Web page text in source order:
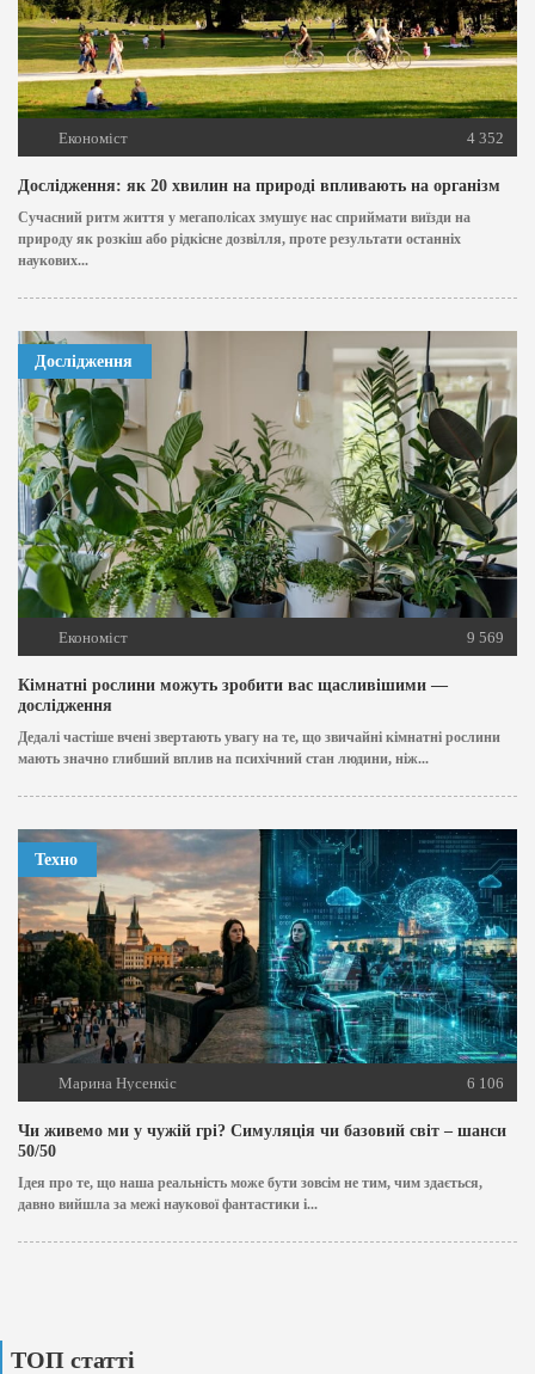
Економіст 4 352
Дослідження: як 20 хвилин на природі впливають на організм
Сучасний ритм життя у мегаполісах змушує нас сприймати виїзди на
природу як розкіш або рідкісне дозвілля, проте результати останніх
наукових...
Дослідження
Економіст 9 569
Кімнатні рослини можуть зробити вас щасливішими —
дослідження
Дедалі частіше вчені звертають увагу на те, що звичайні кімнатні рослини
мають значно глибший вплив на психічний стан людини, ніж...
Техно
Марина Нусенкіс 6 106
Чи живемо ми у чужій грі? Симуляція чи базовий світ – шанси
50/50
Ідея про те, що наша реальність може бути зовсім не тим, чим здається,
давно вийшла за межі наукової фантастики і...
ТОП статті